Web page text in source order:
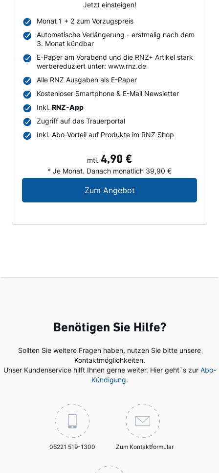
Jetzt einsteigen!
Monat 1 + 2 zum Vorzugspreis
Automatische Verlängerung - erstmalig nach dem
3. Monat kündbar
E-Paper am Vorabend und die RNZ+ Artikel stark
werbereduziert unter: www.rnz.de
Alle RNZ Ausgaben als E-Paper
Kostenloser Smartphone & E-Mail Newsletter
Inkl. RNZ-App
Zugriff auf das Trauerportal
Inkl. Abo-Vorteil auf Produkte im RNZ Shop
mtl. 4,90 €
* Je Monat. Danach monatlich 39,90 €
Zum AngebotDigital-Angebot für
Benötigen Sie Hilfe?
Sollten Sie weitere Fragen haben, nutzen Sie bitte unsere
Kontaktmöglichkeiten.
Unser Kundenservice hilft Ihnen gerne weiter. Hier geht`s zur Abo-
Kündigung.
06221 519-1300 Zum Kontaktformular